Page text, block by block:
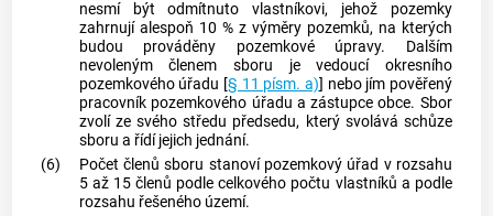
nesmí být odmítnuto vlastníkovi, jehož pozemky
zahrnují alespoň 10 % z výměry pozemků, na kterých
budou prováděny pozemkové úpravy. Dalším
nevoleným členem sboru je vedoucí okresního
pozemkového úřadu [§ 11 písm. a)] nebo jím pověřený
pracovník pozemkového úřadu a zástupce obce. Sbor
zvolí ze svého středu předsedu, který svolává schůze
sboru a řídí jejich jednání.
(6)
Počet členů sboru stanoví pozemkový úřad v rozsahu
5 až 15 členů podle celkového počtu vlastníků a podle
rozsahu řešeného území.